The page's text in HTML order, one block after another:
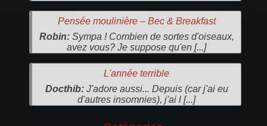
Pensée moulinière – Bec & Breakfast
Robin:Sympa ! Combien de sortes d'oiseaux,
avez vous? Je suppose qu'en [...]
L'année terrible
Docthib:J'adore aussi... Depuis (car j'ai eu
d'autres insomnies), j'ai l [...]